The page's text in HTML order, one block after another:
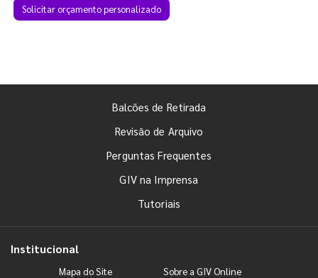
Solicitar orçamento personalizado
Balcões de Retirada
Revisão de Arquivo
Perguntas Frequentes
GIV na Imprensa
Tutoriais
Institucional
Mapa do Site Sobre a GIV Online